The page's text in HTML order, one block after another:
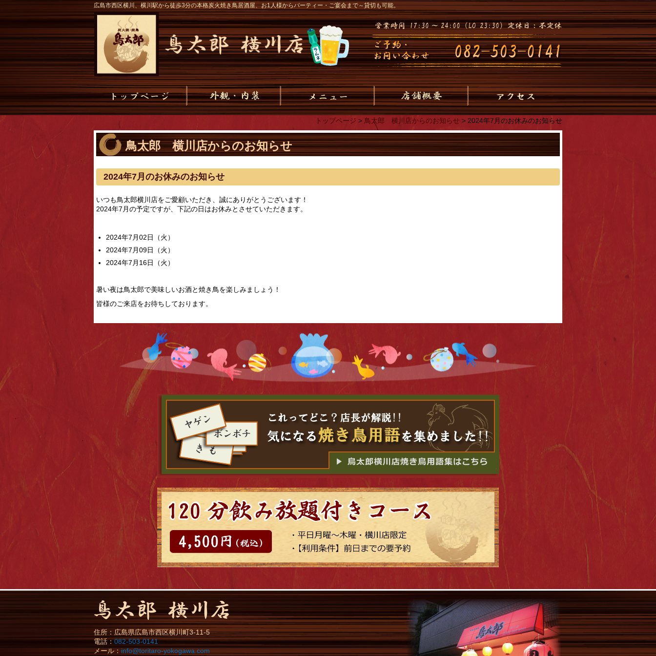
広島市西区横川、横川駅から徒歩3分の本格炭火焼き鳥居酒屋、お1人様からパーティー・ご宴会まで～貸切も可能。
トップページ > 鳥太郎 横川店からのお知らせ > 2024年7月のお休みのお知らせ
鳥太郎 横川店からのお知らせ
2024年7月のお休みのお知らせ
いつも鳥太郎横川店をご愛顧いただき、誠にありがとうございます！
2024年7月の予定ですが、下記の日はお休みとさせていただきます。
2024年7月02日（火）
2024年7月09日（火）
2024年7月16日（火）
暑い夜は鳥太郎で美味しいお酒と焼き鳥を楽しみましょう！
皆様のご来店をお待ちしております。
住所：広島県広島市西区横川町3-11-5
電話：082-503-0141
メール： info@toritaro-yokogawa.com